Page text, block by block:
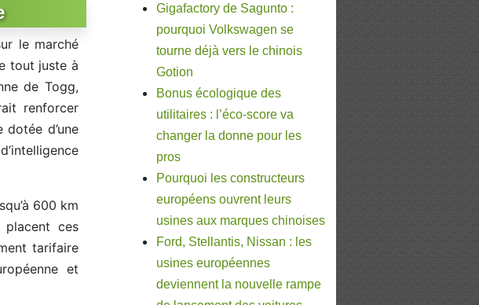
le marché
tout juste à
de Togg,
renforcer
d’une
600 km
placent ces
tarifaire
et
Gigafactory de Sagunto :
pourquoi Volkswagen se
tourne déjà vers le chinois
Gotion
Bonus écologique des
utilitaires : l’éco-score va
changer la donne pour les
pros
Pourquoi les constructeurs
européens ouvrent leurs
usines aux marques chinoises
Ford, Stellantis, Nissan : les
usines européennes
deviennent la nouvelle rampe